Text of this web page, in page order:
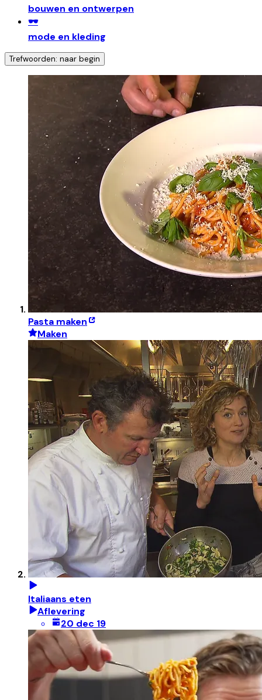
bouwen en ontwerpen
🕶️
mode en kleding
Trefwoorden: naar begin
Pasta maken
Maken
Italiaans eten
Aflevering
20 dec 19